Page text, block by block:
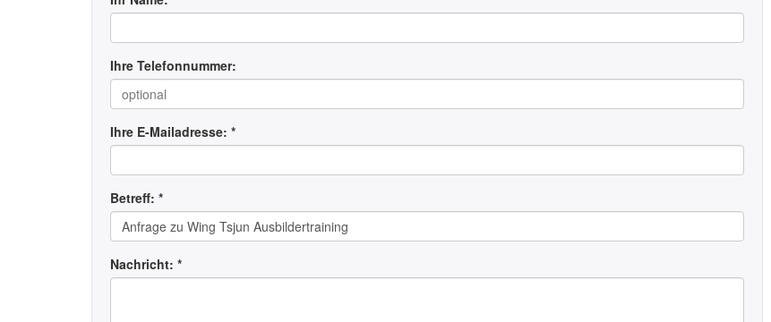
Ihre Telefonnummer:
Ihre E-Mailadresse: *
Betreff: *
Nachricht: *